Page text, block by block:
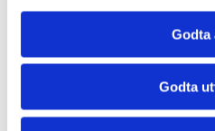
Godta
Godta
Krav: 37,5 studiepoeng